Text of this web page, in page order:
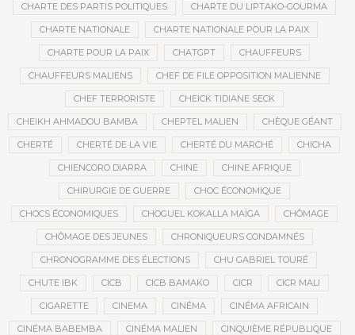
CHARTE DES PARTIS POLITIQUES CHARTE DU LIPTAKO-GOURMA
CHARTE NATIONALE CHARTE NATIONALE POUR LA PAIX
CHARTE POUR LA PAIX CHATGPT CHAUFFEURS
CHAUFFEURS MALIENS CHEF DE FILE OPPOSITION MALIENNE
CHEF TERRORISTE CHEICK TIDIANE SECK
CHEIKH AHMADOU BAMBA CHEPTEL MALIEN CHÈQUE GÉANT
CHERTÉ CHERTÉ DE LA VIE CHERTÉ DU MARCHÉ CHICHA
CHIENCORO DIARRA CHINE CHINE AFRIQUE
CHIRURGIE DE GUERRE CHOC ÉCONOMIQUE
CHOCS ÉCONOMIQUES CHOGUEL KOKALLA MAÏGA CHÔMAGE
CHÔMAGE DES JEUNES CHRONIQUEURS CONDAMNÉS
CHRONOGRAMME DES ÉLECTIONS CHU GABRIEL TOURÉ
CHUTE IBK CICB CICB BAMAKO CICR CICR MALI
CIGARETTE CINEMA CINÉMA CINÉMA AFRICAIN
CINÉMA BABEMBA CINÉMA MALIEN CINQUIÈME RÉPUBLIQUE